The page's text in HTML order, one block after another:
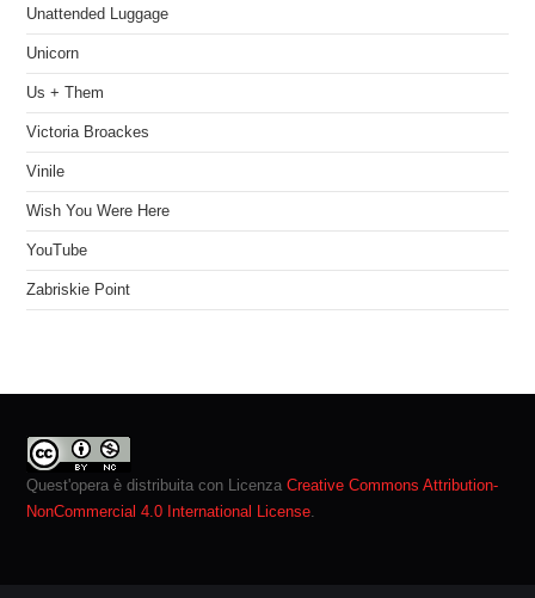
Unattended Luggage
Unicorn
Us + Them
Victoria Broackes
Vinile
Wish You Were Here
YouTube
Zabriskie Point
Quest'opera è distribuita con LicenzaCreative Commons Attribution-
NonCommercial 4.0 International License.